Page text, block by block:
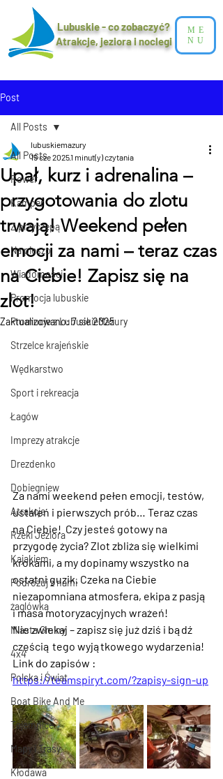
Lubuskie - co zobaczyć?
Atrakcje, jeziora i noclegi​
ME
NU
Post
All Posts
Rower
Kamper
Z przyczepą
Na pieszo
Wiadomości
Promocja lubuskie
Promocje z LubuskieMazury
Strzelce krajeńskie
Wędkarstwo
Sport i rekreacja
Łagów
Imprezy atrakcje
Drezdenko
Dobiegniew
Atrakcje
Rzeki Jeziora
Kajakiem
Podróżuj z nami
żaglówką
Miasta Gminy
4x4
Polska i Świat
Boat Bike And Me
Tajemnice
Mapy i Trasy
Kłodawa
All Posts
Upał, kurz i adrenalina –
przygotowania do zlotu
trwają! Weekend pełen
emocji za nami – teraz czas
na Ciebie! Zapisz się na
zlot!
lubuskiemazury
15 cze 20251 minut(y) czytania
Zaktualizowano:7 sie 2025
Za nami weekend pełen emocji, testów,
ustaleń i pierwszych prób… Teraz czas
na Ciebie!  Czy jesteś gotowy na
przygodę życia? Zlot zbliża się wielkimi
krokami, a my dopinamy wszystko na
ostatni guzik. Czeka na Ciebie
niezapomniana atmosfera, ekipa z pasją
i masa motoryzacyjnych wrażeń!
Nie zwlekaj – zapisz się już dziś i bądź
częścią tego wyjątkowego wydarzenia!
Link do zapisów :
https://teamspiryt.com/?zapisy-sign-up